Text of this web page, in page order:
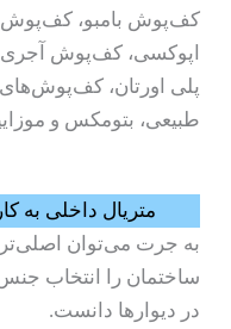
کف‌پوش بامبو، کف‌پوش
اپوکسی، کف‌پوش
پلی اورتان،
طبیعی، بتومکس و
متریال داخلی به
به جرت می‌توان
ساختمان را انتخاب جنس
در دیوارها دانست.